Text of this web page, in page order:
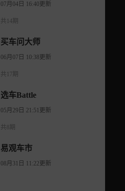
07月04日 16:40更新
共14期
买车问大师
06月07日 10:38更新
共17期
选车Battle
05月29日 21:51更新
共8期
易观车市
08月31日 11:22更新